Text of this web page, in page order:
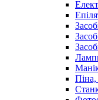
Піна,